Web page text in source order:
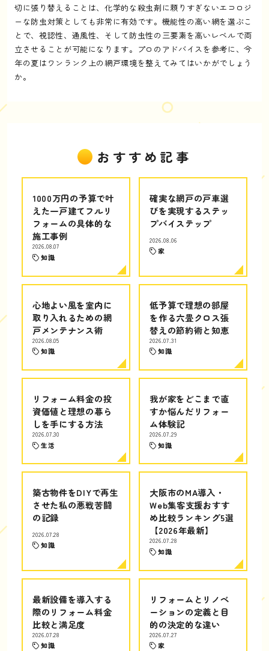
切に張り替えることは、化学的な殺虫剤に頼りすぎないエコロジ
ーな防虫対策としても非常に有効です。機能性の高い網を選ぶこ
とで、視認性、通風性、そして防虫性の三要素を高いレベルで両
立させることが可能になります。プロのアドバイスを参考に、今
年の夏はワンランク上の網戸環境を整えてみてはいかがでしょう
か。
おすすめ記事
1000万円の予算で叶
えた一戸建てフルリ
フォームの具体的な
施工事例
2026.08.07
知識
確実な網戸の戸車選
びを実現するステッ
プバイステップ
2026.08.06
家
心地よい風を室内に
取り入れるための網
戸メンテナンス術
2026.08.05
知識
低予算で理想の部屋
を作る六畳クロス張
替えの節約術と知恵
2026.07.31
知識
リフォーム料金の投
資価値と理想の暮ら
しを手にする方法
2026.07.30
生活
我が家をどこまで直
すか悩んだリフォー
ム体験記
2026.07.29
知識
築古物件をDIYで再生
させた私の悪戦苦闘
の記録
2026.07.28
知識
大阪市のMA導入・
Web集客支援おすす
め比較ランキング5選
【2026年最新】
2026.07.28
知識
最新設備を導入する
際のリフォーム料金
比較と満足度
2026.07.28
知識
リフォームとリノベ
ーションの定義と目
的の決定的な違い
2026.07.27
家